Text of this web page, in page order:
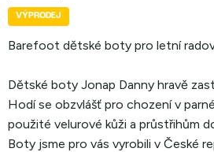
VÝPRODEJ
Barefoot dětské boty pro letní
Dětské boty Jonap Danny hravě
Hodí se obzvlášť pro chození v
použité velurové kůži a průstřihům
Boty jsme pro vás vyrobili v České